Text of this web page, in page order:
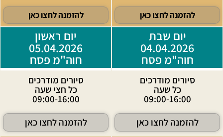
להזמנה לחצו כאן
להזמנה לחצו כאן
יום שבת
04.04.2026
חוה"מ פסח
סיורים מודרכים
כל שעה
09:00-16:00
להזמנה לחצו כאן
יום ראשון
05.04.2026
חוה"מ פסח
סיורים מודרכים
כל חצי שעה
09:00-16:00
להזמנה לחצו כאן